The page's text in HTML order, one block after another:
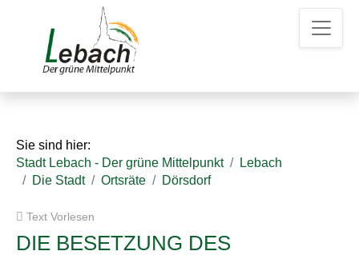
u
h
K
Sie sind hier:
Stadt Lebach - Der grüne Mittelpunkt
Lebach
Die Stadt
Ortsräte Dörsdorf
Text Vorlesen
DIE BESETZUNG DES